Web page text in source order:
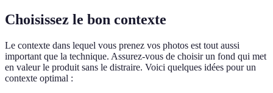
Choisissez le bon contexte
Le contexte dans lequel vous prenez vos photos est tout aussi
important que la technique. Assurez-vous de choisir un fond qui met
en valeur le produit sans le distraire. Voici quelques idées pour un
contexte optimal :